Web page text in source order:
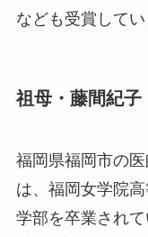
なども受賞してい
祖母・藤間紀子
福岡県福岡市の
は、福岡女学院
学部を卒業され